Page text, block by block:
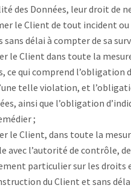
des Données, leur droit de
le Client de tout incident
sans délai à compter de sa
le Client dans toute la
ce qui comprend
telle violation, et
ainsi que l’obligation
;
le Client, dans toute la
avec l’autorité de contrôle,
particulier sur les droits
du Client et sans